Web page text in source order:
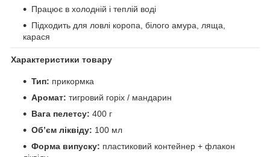
Працює в холодній і теплій воді
Підходить для ловлі коропа, білого амура, ляща,
карася
Характеристики товару
Тип: прикормка
Аромат: тигровий горіх / мандарин
Вага пелетсу: 400 г
Обʼєм ліквіду: 100 мл
Форма випуску: пластиковий контейнер + флакон